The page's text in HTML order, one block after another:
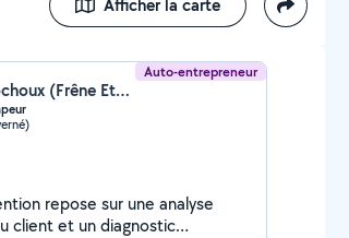
Afficher la carte
Auto-entrepreneur
Mathieu Rochoux (Frêne Ethic)
repose sur une analyse
client et un diagnostic